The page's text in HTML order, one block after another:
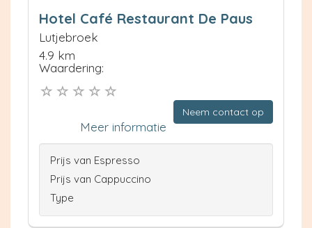
Hotel Café Restaurant De Paus
Lutjebroek
4.9 km
Waardering:
Neem contact op
Meer informatie
Prijs van Espresso
Prijs van Cappuccino
Type